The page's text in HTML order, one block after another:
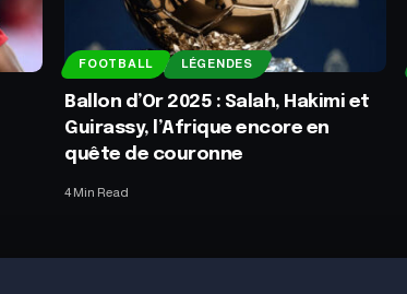
FOOTBALL LÉGENDES
Ballon d’Or 2025 : Salah, Hakimi et
Guirassy, l’Afrique encore en
quête de couronne
4 Min Read